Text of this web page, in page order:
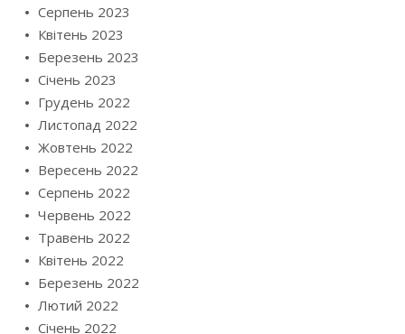
Серпень 2023
Квітень 2023
Березень 2023
Січень 2023
Грудень 2022
Листопад 2022
Жовтень 2022
Вересень 2022
Серпень 2022
Червень 2022
Травень 2022
Квітень 2022
Березень 2022
Лютий 2022
Січень 2022